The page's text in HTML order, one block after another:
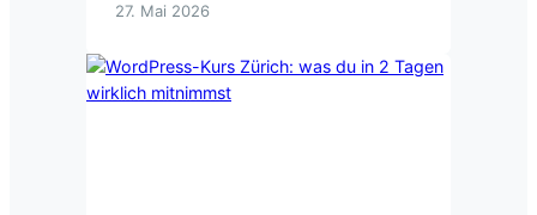
27. Mai 2026